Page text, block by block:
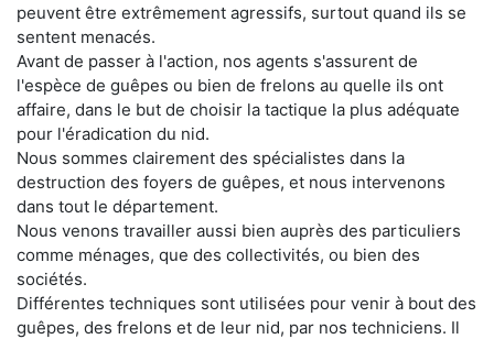
peuvent être extrêmement agressifs, surtout quand ils se
sentent menacés.
Avant de passer à l'action, nos agents s'assurent de
l'espèce de guêpes ou bien de frelons au quelle ils ont
affaire, dans le but de choisir la tactique la plus adéquate
pour l'éradication du nid.
Nous sommes clairement des spécialistes dans la
destruction des foyers de guêpes, et nous intervenons
dans tout le département.
Nous venons travailler aussi bien auprès des particuliers
comme ménages, que des collectivités, ou bien des
sociétés.
Différentes techniques sont utilisées pour venir à bout des
guêpes, des frelons et de leur nid, par nos techniciens. Il